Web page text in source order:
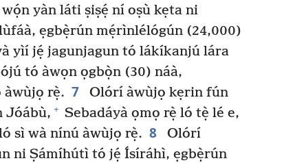
yàn láti ṣiṣẹ́ ní oṣù kẹta ni
ẹgbẹ̀rún mẹ́rìnlélógún (24,000)
yìí jẹ́ jagunjagun tó lákíkanjú lára
tó àwọn ọgbọ̀n (30) náà,
àwùjọ rẹ̀. 7
Olórí àwùjọ kẹrin fún
Jóábù, + Sebadáyà ọmọ rẹ̀ ló tẹ̀ lé e,
sì wà nínú àwùjọ rẹ̀. 8
Olórí
ni Ṣámíhútì tó jẹ́ Ísíráhì, ẹgbẹ̀rún